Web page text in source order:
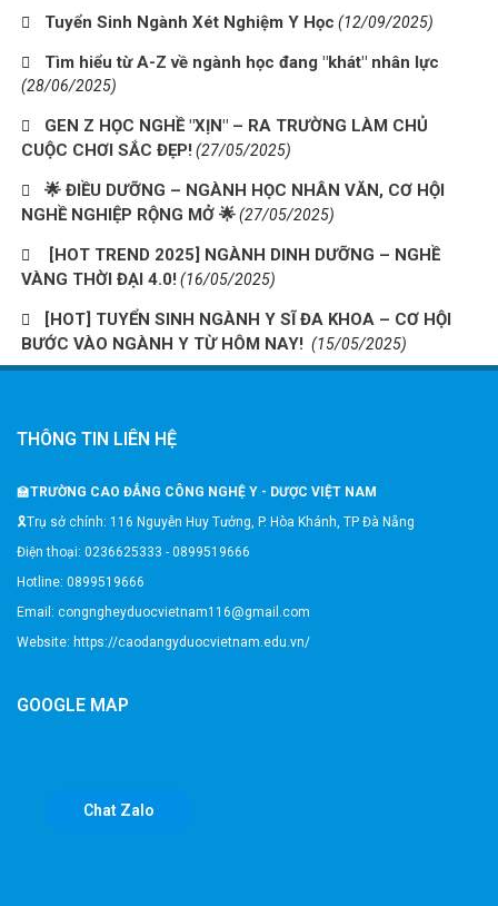
Tuyển Sinh Ngành Xét Nghiệm Y Học (12/09/2025)
Tìm hiểu từ A-Z về ngành học đang "khát" nhân lực
(28/06/2025)
GEN Z HỌC NGHỀ "XỊN" – RA TRƯỜNG LÀM CHỦ
CUỘC CHƠI SẮC ĐẸP! (27/05/2025)
🌟 ĐIỀU DƯỠNG – NGÀNH HỌC NHÂN VĂN, CƠ HỘI
NGHỀ NGHIỆP RỘNG MỞ 🌟(27/05/2025)
[HOT TREND 2025] NGÀNH DINH DƯỠNG – NGHỀ
VÀNG THỜI ĐẠI 4.0! (16/05/2025)
[HOT] TUYỂN SINH NGÀNH Y SĨ ĐA KHOA – CƠ HỘI
BƯỚC VÀO NGÀNH Y TỪ HÔM NAY! (15/05/2025)
THÔNG TIN LIÊN HỆ
🏫TRƯỜNG CAO ĐẲNG CÔNG NGHỆ Y - DƯỢC VIỆT NAM
🎗️Trụ sở chính: 116 Nguyễn Huy Tưởng, P. Hòa Khánh, TP Đà Nẵng
Điện thoại: 0236625333 - 0899519666
Hotline: 0899519666
Email: congngheyduocvietnam116@gmail.com
Website: https://caodangyduocvietnam.edu.vn/
GOOGLE MAP
Chat Zalo